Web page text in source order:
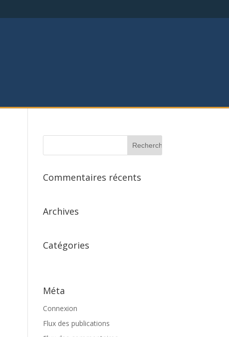
Commentaires récents
Archives
Catégories
Méta
Connexion
Flux des publications